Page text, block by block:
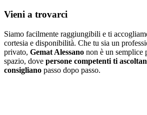
Vieni a trovarci
Siamo facilmente raggiungibili e ti
cortesia e disponibilità. Che tu sia un
privato, Gemat Alessano non è un semplice
spazio, dove persone competenti ti
consigliano passo dopo passo.